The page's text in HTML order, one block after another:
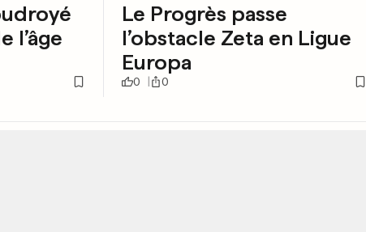
l’âge
Le Progrès passe
l’obstacle Zeta en Ligue
Europa
0 0